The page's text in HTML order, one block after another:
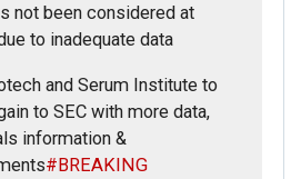
not been considered at
to inadequate data
and Serum Institute to
to SEC with more data,
information &
#BREAKING